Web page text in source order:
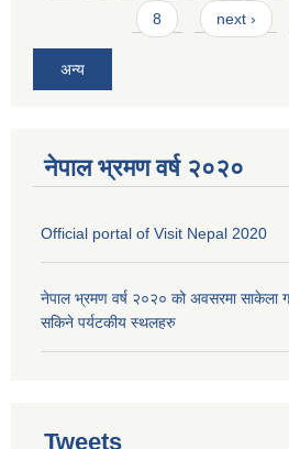
8 next ›
अन्य
नेपाल भ्रमण वर्ष २०२०
Official portal of Visit Nepal 2020
नेपाल भ्रमण वर्ष २०२० को अवसरमा साकेला
सकिने पर्यटकीय स्थलहरु
Tweets